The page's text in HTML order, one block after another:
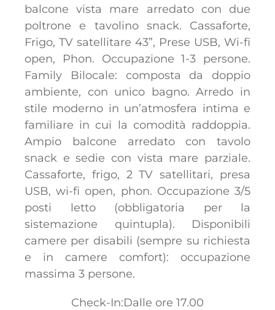
balcone vista mare arredato con due
poltrone e tavolino snack. Cassaforte,
Frigo, TV satellitare 43”, Prese USB, Wi-fi
open, Phon. Occupazione 1-3 persone.
Family Bilocale: composta da doppio
ambiente, con unico bagno. Arredo in
stile moderno in un’atmosfera intima e
familiare in cui la comodità raddoppia.
Ampio balcone arredato con tavolo
snack e sedie con vista mare parziale.
Cassaforte, frigo, 2 TV satellitari, presa
USB, wi-fi open, phon. Occupazione 3/5
posti letto (obbligatoria per la
sistemazione quintupla). Disponibili
camere per disabili (sempre su richiesta
e in camere comfort): occupazione
massima 3 persone.
Check-In:Dalle ore 17.00